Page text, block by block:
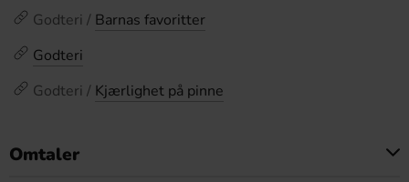
Godteri / Barnas favoritter
Godteri
Godteri / Kjærlighet på pinne
Omtaler